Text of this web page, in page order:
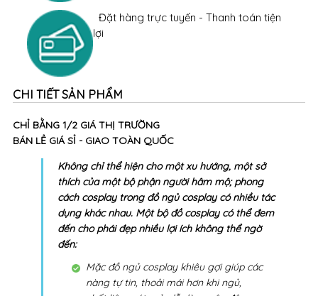
Hỗ trợ tư vấn chuyên nghiệp
Đổi hàng trong 2 NGÀY (Sau 13h chiều)
Đặt hàng trực tuyến - Thanh toán tiện
lợi
CHI TIẾT SẢN PHẨM